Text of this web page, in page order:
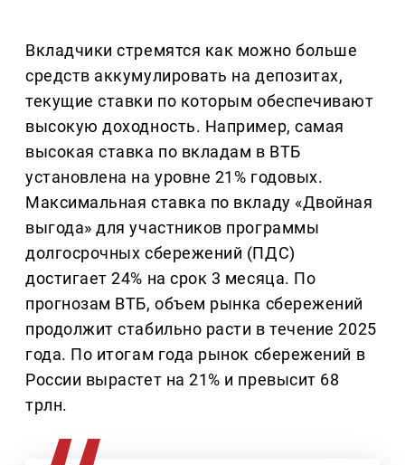
Вкладчики стремятся как можно больше
средств аккумулировать на депозитах,
текущие ставки по которым обеспечивают
высокую доходность. Например, самая
высокая ставка по вкладам в ВТБ
установлена на уровне 21% годовых.
Максимальная ставка по вкладу «Двойная
выгода» для участников программы
долгосрочных сбережений (ПДС)
достигает 24% на срок 3 месяца. По
прогнозам ВТБ, объем рынка сбережений
продолжит стабильно расти в течение 2025
года. По итогам года рынок сбережений в
России вырастет на 21% и превысит 68
трлн.